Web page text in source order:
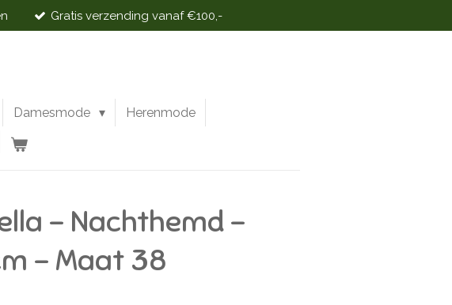
Gratis verzending vanaf €100,-
Damesmode Herenmode
- Nachthemd -
- Maat 38